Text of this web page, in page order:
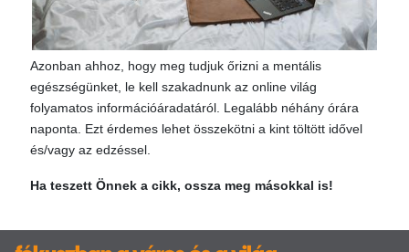
Azonban ahhoz, hogy meg tudjuk őrizni a mentális
egészségünket, le kell szakadnunk az online világ
folyamatos információáradatáról. Legalább néhány órára
naponta. Ezt érdemes lehet összekötni a kint töltött idővel
és/vagy az edzéssel.
Ha teszett Önnek a cikk, ossza meg másokkal is!